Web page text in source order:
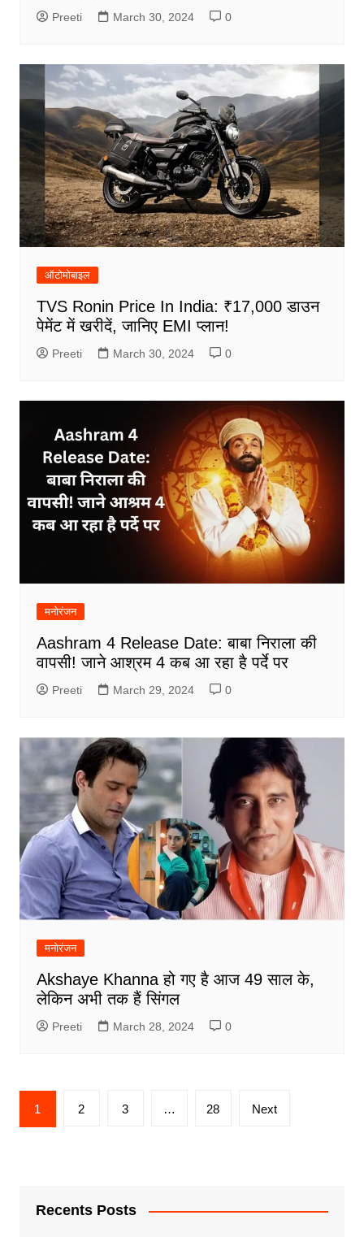
Preeti March 30, 2024 0
ऑटोमोबाइल
TVS Ronin Price In India: ₹17,000 डाउन
पेमेंट में खरीदें, जानिए EMI प्लान!
Preeti March 30, 2024 0
मनोरंजन
Aashram 4 Release Date: बाबा निराला की
वापसी! जाने आश्रम 4 कब आ रहा है पर्दे पर
Preeti March 29, 2024 0
मनोरंजन
Akshaye Khanna हो गए है आज 49 साल के,
लेकिन अभी तक हैं सिंगल
Preeti March 28, 2024 0
Posts
navigation
1 2 3 … 28 Next
Recents Posts